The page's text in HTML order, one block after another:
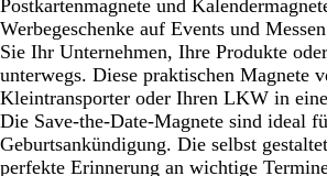
Postkartenmagnete und
Werbegeschenke auf Events und
Sie Ihr Unternehmen, Ihre Produkte
unterwegs. Diese praktischen Magnete
Kleintransporter oder Ihren LKW in
Die Save-the-Date-Magnete sind ideal
Geburtsankündigung. Die selbst
perfekte Erinnerung an wichtige